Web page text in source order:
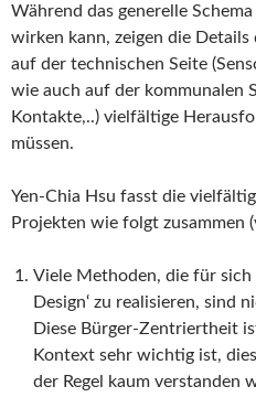
Während das generelle
wirken kann, zeigen die Details
auf der technischen Seite
wie auch auf der kommunalen
Kontakte,..) vielfältige
müssen.
Yen-Chia Hsu fasst die
Projekten wie folgt zusammen
Viele Methoden, die für sich
Design‘ zu realisieren, sind
Diese Bürger-Zentriertheit
Kontext sehr wichtig ist,
der Regel kaum verstanden